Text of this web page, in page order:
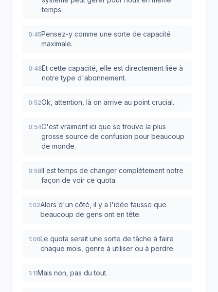
temps.
0:45Pensez-y comme une sorte de capacité
maximale.
0:48Et cette capacité, elle est directement liée à
notre type d'abonnement.
0:52Ok, attention, là on arrive au point crucial.
0:54C'est vraiment ici que se trouve la plus
grosse source de confusion pour beaucoup
de monde.
0:58Il est temps de changer complètement notre
façon de voir ce quota.
1:02Alors d'un côté, il y a l'idée fausse que
beaucoup de gens ont en tête.
1:06Le quota serait une sorte de tâche à faire
chaque mois, genre à utiliser ou à perdre.
1:11Mais non, pas du tout.